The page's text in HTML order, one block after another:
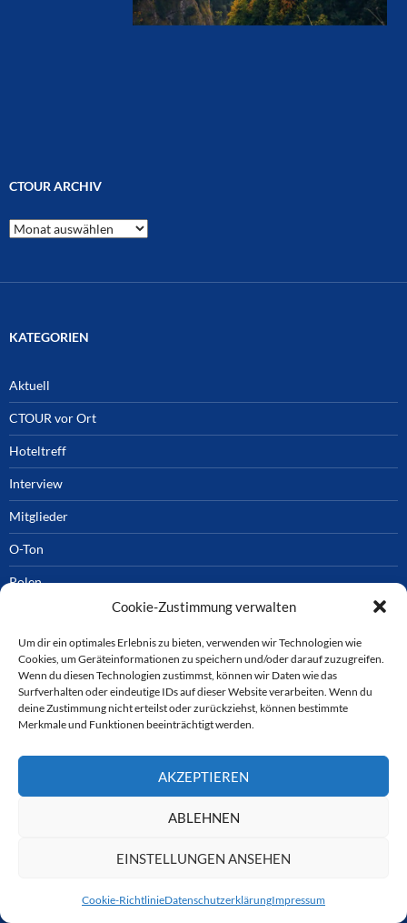
Cookie-Zustimmung verwalten
Um dir ein optimales Erlebnis zu bieten, verwenden wir Technologien wie
Cookies, um Geräteinformationen zu speichern und/oder darauf zuzugreifen.
Wenn du diesen Technologien zustimmst, können wir Daten wie das
Surfverhalten oder eindeutige IDs auf dieser Website verarbeiten. Wenn du
deine Zustimmung nicht erteilst oder zurückziehst, können bestimmte
Merkmale und Funktionen beeinträchtigt werden.
AKZEPTIEREN
ABLEHNEN
EINSTELLUNGEN ANSEHEN
Cookie-RichtlinieDatenschutzerklärungImpressum
CTOUR ARCHIV
CTOUR
Archiv
KATEGORIEN
Aktuell
CTOUR vor Ort
Hoteltreff
Interview
Mitglieder
O-Ton
Polen
Reiseführer & Bücher
Report
Video
berlin
deutschlanddonauDresdenDRV Dänemark Estland
KlosterbrauereiKreuzfahrtKroatienLeipzigmallorca